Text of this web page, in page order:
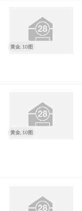
黄金, 10图
黄金, 10图